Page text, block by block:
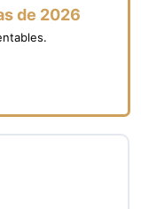
de 2026